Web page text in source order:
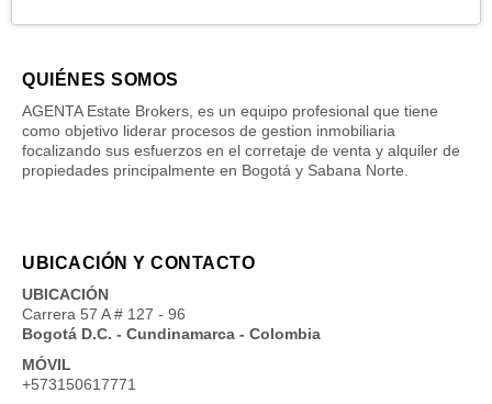
QUIÉNES SOMOS
AGENTA Estate Brokers, es un equipo profesional que tiene
como objetivo liderar procesos de gestion inmobiliaria
focalizando sus esfuerzos en el corretaje de venta y alquiler de
propiedades principalmente en Bogotá y Sabana Norte.
UBICACIÓN Y CONTACTO
UBICACIÓN
Carrera 57 A # 127 - 96
Bogotá D.C. - Cundinamarca - Colombia
MÓVIL
+573150617771